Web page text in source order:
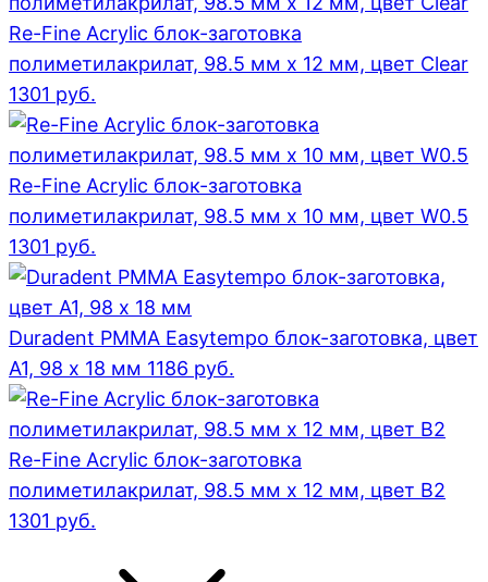
Re-Fine Acrylic блок-заготовка
полиметилакрилат, 98.5 мм x 12 мм, цвет Clear
1301 руб.
Re-Fine Acrylic блок-заготовка
полиметилакрилат, 98.5 мм x 10 мм, цвет W0.5
1301 руб.
Duradent PMMA Easytempo блок-заготовка, цвет
А1, 98 x 18 мм 1186 руб.
Re-Fine Acrylic блок-заготовка
полиметилакрилат, 98.5 мм x 12 мм, цвет B2
1301 руб.